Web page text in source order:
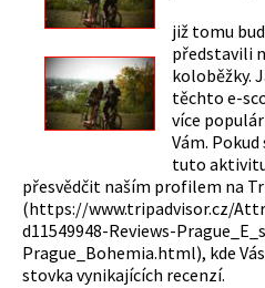
již tomu
představili
koloběžky.
těchto e-
více
Vám.
tuto
přesvědčit naším profilem na
(https://www.tripadvisor.cz/
d11549948-Reviews-
Prague_Bohemia.html), kde
stovka vynikajících recenzí.